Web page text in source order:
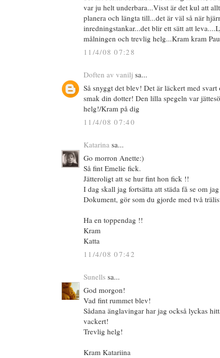
var ju helt underbara...Visst är det kul att
planera och längta till...det är väl så när
inredningstankar...det blir ett sätt att
målningen och trevlig helg...Kram kram
11/4/08 07:28
Doften av vanilj sa...
Så snyggt det blev! Det är läckert med
smak din dotter! Den lilla spegeln var
helg!/Kram på dig
11/4/08 07:40
Katarina sa...
Go morron Anette:)
Så fint Emelie fick.
Jätteroligt att se hur fint hon fick !!
I dag skall jag fortsätta att städa få se om
Dokument, gör som du gjorde med två
Ha en toppendag !!
Kram
Katta
11/4/08 07:42
Sunells sa...
God morgon!
Vad fint rummet blev!
Sådana änglavingar har jag också lyckas
vackert!
Trevlig helg!
Kram Katariina